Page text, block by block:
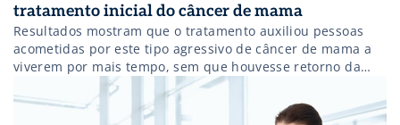
tratamento inicial do câncer de mama
Resultados mostram que o tratamento auxiliou pessoas
acometidas por este tipo agressivo de câncer de mama a
viverem por mais tempo, sem que houvesse retorno da
doença, em comparação com o tratamento convencional.